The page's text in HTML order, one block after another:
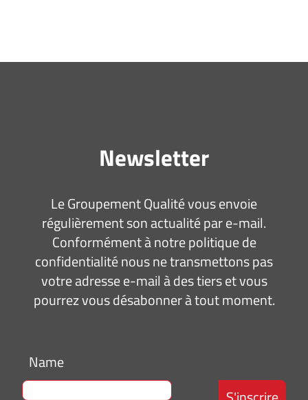
Newsletter
Le Groupement Qualité vous envoie
régulièrement son actualité par e-mail.
Conformément à notre politique de
confidentialité nous ne transmettons pas
votre adresse e-mail à des tiers et vous
pourrez vous désabonner à tout moment.
Name